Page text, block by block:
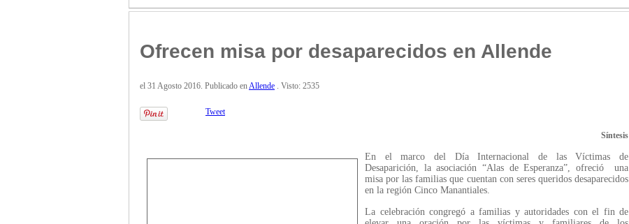
Ofrecen misa por desaparecidos en Allende
el 31 Agosto 2016. Publicado enAllende . Visto: 2535
Tweet
Síntesis
En el marco del Día Internacional de las Víctimas de
Desaparición, la asociación “Alas de Esperanza”, ofreció una
misa por las familias que cuentan con seres queridos desaparecidos
en la región Cinco Manantiales.
La celebración congregó a familias y autoridades con el fin de